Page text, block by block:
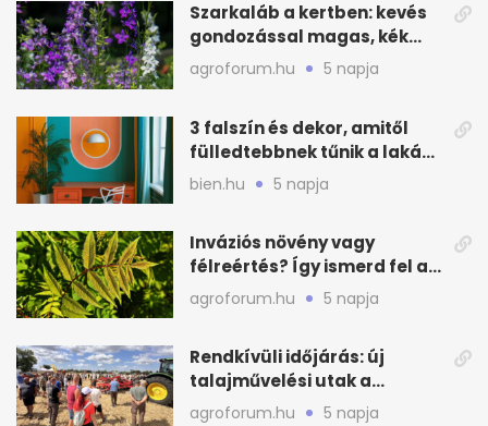
Szarkaláb a kertben: kevés
gondozással magas, kék
virágfalat ad
agroforum.hu 5 napja
3 falszín és dekor, amitől
fülledtebbnek tűnik a lakás
nyáron
bien.hu 5 napja
Inváziós növény vagy
félreértés? Így ismerd fel a
valódi kockázatot
agroforum.hu 5 napja
Rendkívüli időjárás: új
talajművelési utak a
gazdáknak
agroforum.hu 5 napja